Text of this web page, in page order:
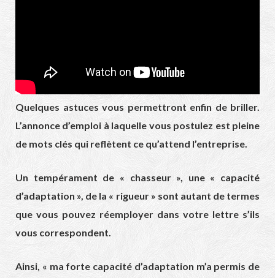
Quelques astuces vous permettront enfin de briller.
L’annonce d’emploi à laquelle vous postulez est pleine
de mots clés qui reflètent ce qu’attend l’entreprise.
Un tempérament de « chasseur », une « capacité
d’adaptation », de la « rigueur » sont autant de termes
que vous pouvez réemployer dans votre lettre s’ils
vous correspondent.
Ainsi, « ma forte capacité d’adaptation m’a permis de